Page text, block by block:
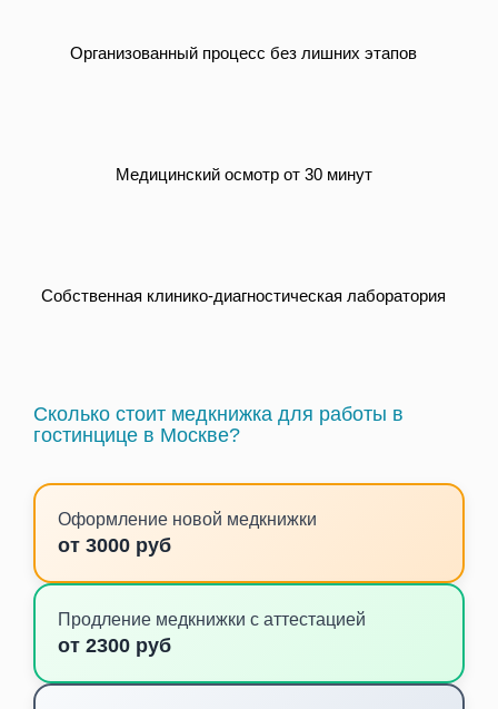
Организованный процесс без лишних этапов
Медицинский осмотр от 30 минут
Собственная клинико-диагностическая лаборатория
Сколько стоит медкнижка для работы в
гостинцице в Москве?
Оформление новой медкнижки
от 3000 руб
Продление медкнижки с аттестацией
от 2300 руб